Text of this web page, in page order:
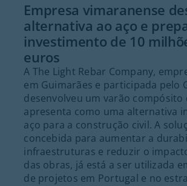
Empresa vimaranense
alternativa ao aço e
investimento de 10
euros
A The Light Rebar Company,
em Guimarães e participada pelo
desenvolveu um varão compósito
apresenta como uma alternativa
aço para a construção civil. A
concebida para aumentar a
infraestruturas e reduzir o
das obras, já está a ser utilizada
de projetos em Portugal e no